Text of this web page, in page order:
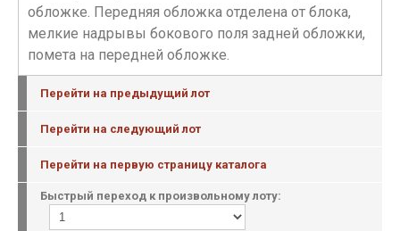
обложке. Передняя обложка отделена от блока,
мелкие надрывы бокового поля задней обложки,
помета на передней обложке.
Перейти на предыдущий лот
Перейти на следующий лот
Перейти на первую страницу каталога
Быстрый переход к произвольному лоту: